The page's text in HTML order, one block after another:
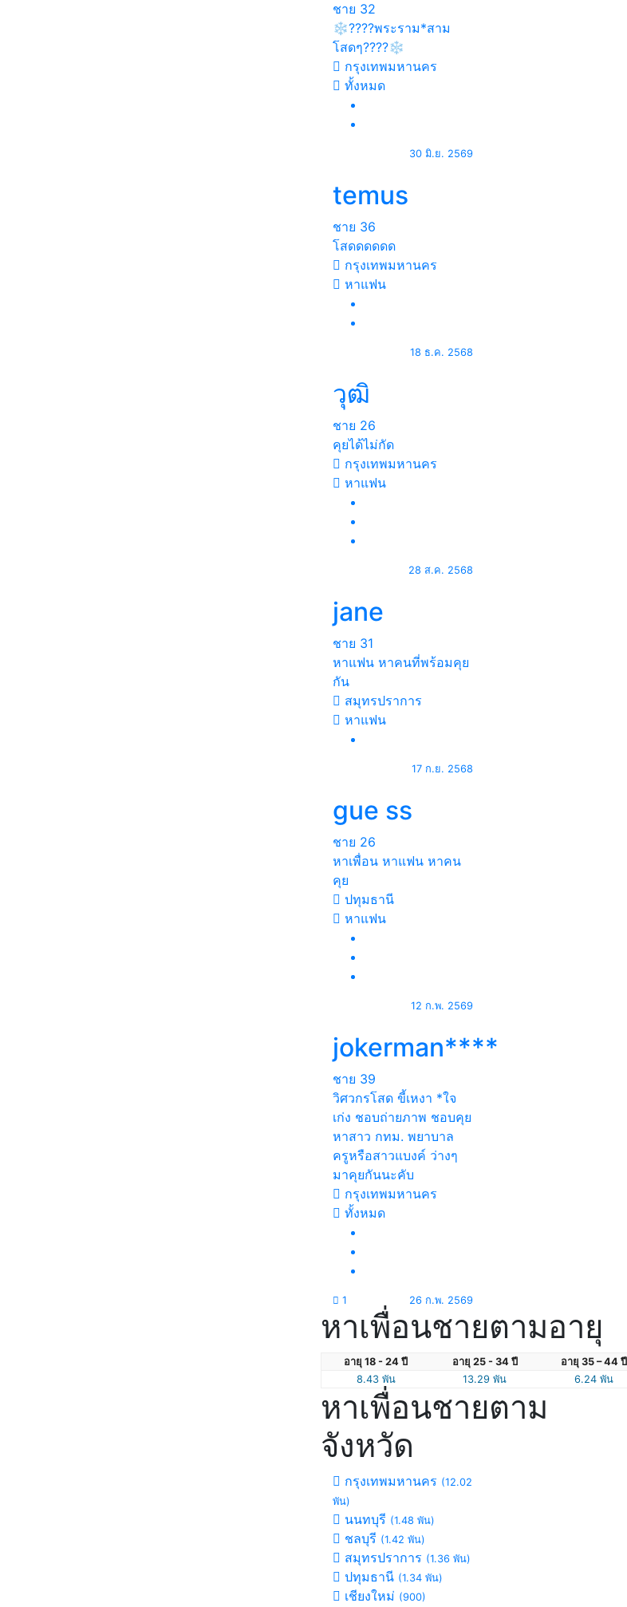
ชาย 32
❄️????พระราม*สาม
โสดๆ????❄️
กรุงเทพมหานคร
ทั้งหมด
30 มิ.ย. 2569
temus
ชาย 36
โสดดดดดด
กรุงเทพมหานคร
หาแฟน
18 ธ.ค. 2568
วุฒิ
ชาย 26
คุยได้ไม่กัด
กรุงเทพมหานคร
หาแฟน
28 ส.ค. 2568
jane
ชาย 31
หาแฟน หาคนที่พร้อมคุย
กัน
สมุทรปราการ
หาแฟน
17 ก.ย. 2568
gue ss
ชาย 26
หาเพื่อน หาแฟน หาคน
คุย
ปทุมธานี
หาแฟน
12 ก.พ. 2569
jokerman****
ชาย 39
วิศวกรโสด ขี้เหงา *ใจ
เก่ง ชอบถ่ายภาพ ชอบคุย
หาสาว กทม. พยาบาล
ครูหรือสาวแบงค์ ว่างๆ
มาคุยกันนะคับ
กรุงเทพมหานคร
ทั้งหมด
1 26 ก.พ. 2569
หาเพื่อนชายตามอายุ
อายุ 18 - 24 ปี อายุ 25 - 34 ปี อายุ 35 – 44 ปี
8.43 พัน
13.29 พัน 6.24 พัน
หาเพื่อนชายตาม
จังหวัด
กรุงเทพมหานคร (12.02
พัน)
นนทบุรี (1.48 พัน)
ชลบุรี (1.42 พัน)
สมุทรปราการ (1.36 พัน)
ปทุมธานี (1.34 พัน)
เชียงใหม่ (900)